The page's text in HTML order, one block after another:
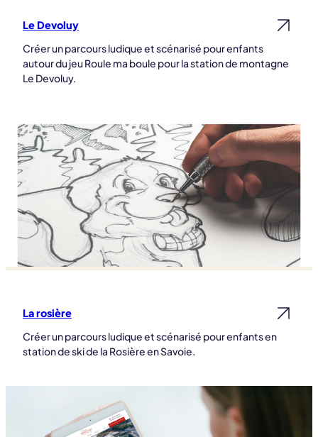
Le Devoluy
Créer un parcours ludique et scénarisé pour enfants
autour du jeu Roule ma boule pour la station de montagne
Le Devoluy.
La rosière
Créer un parcours ludique et scénarisé pour enfants en
station de ski de la Rosière en Savoie.